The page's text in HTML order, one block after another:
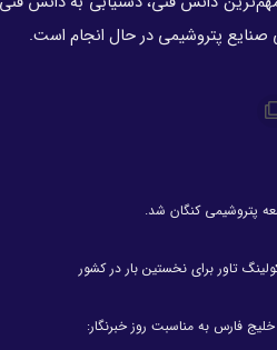
صنایع پتروشیمی در حال انجام است.
پتروشیمی کنگان شد.
تاور برای نخستین بار در کشور
فارس به مناسبت روز خبرنگار: